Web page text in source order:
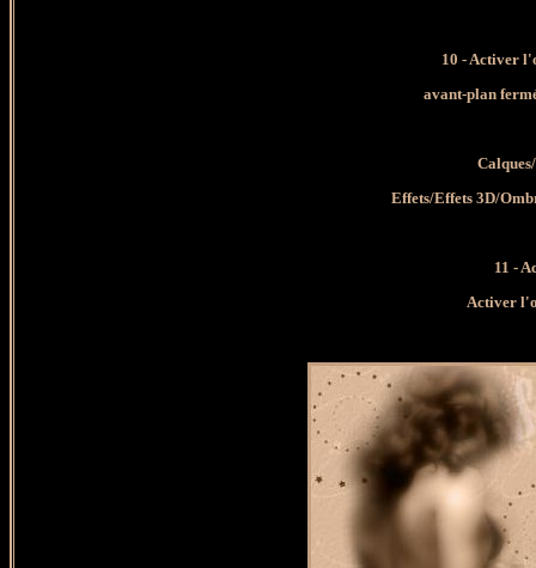
10 -Activer
avant-plan
Effets/Effets 3D/
11 -
Activer